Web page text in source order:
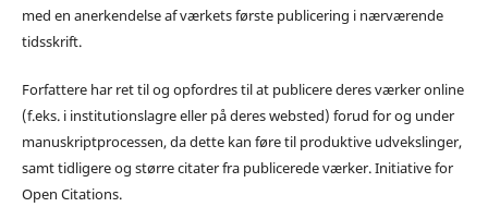
med en anerkendelse af værkets første publicering i nærværende
tidsskrift.
Forfattere har ret til og opfordres til at publicere deres værker online
(f.eks. i institutionslagre eller på deres websted) forud for og under
manuskriptprocessen, da dette kan føre til produktive udvekslinger,
samt tidligere og større citater fra publicerede værker. Initiative for
Open Citations.